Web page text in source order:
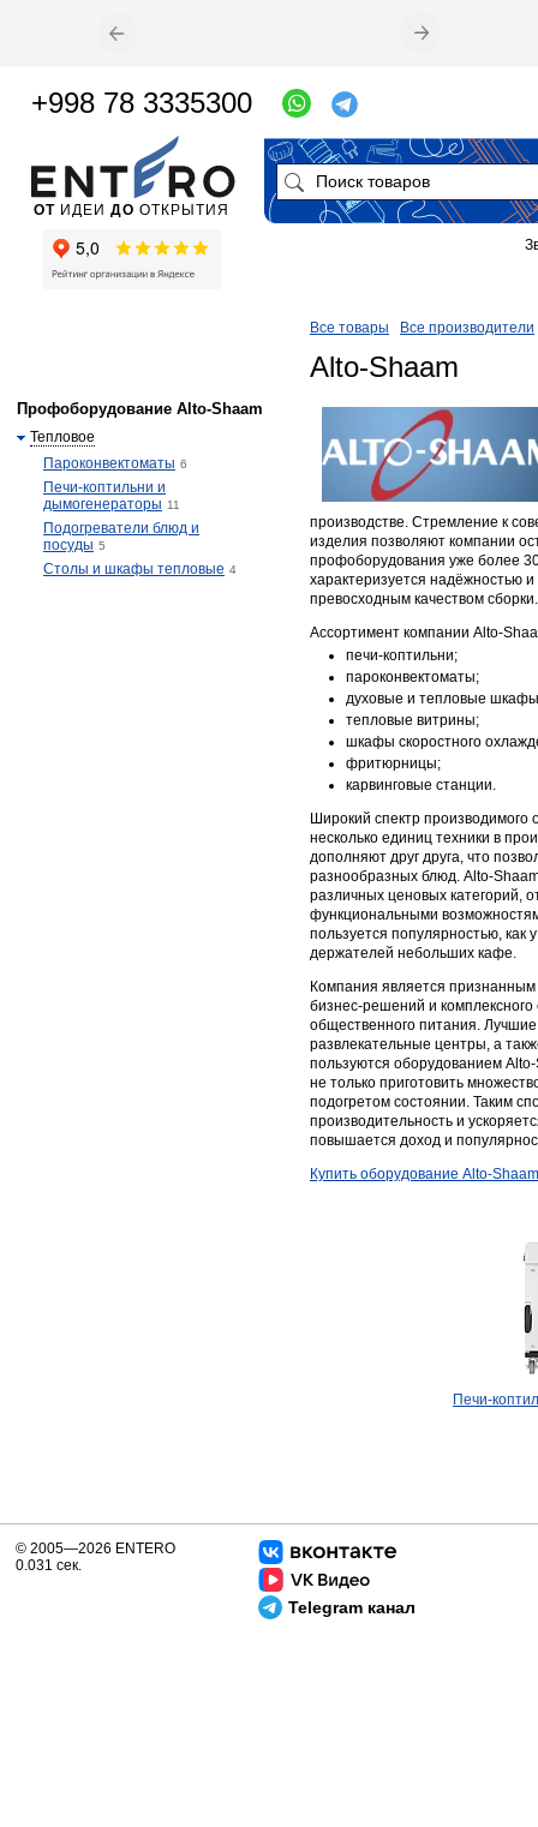
Все товары Все производители
Alto-Shaam
производстве. Стремление к
изделия позволяют компании
профоборудования уже более
характеризуется надёжностью
превосходным качеством сборки.
Ассортимент компании Alto-
печи-коптильни;
пароконвектоматы;
духовые и тепловые
тепловые витрины;
шкафы скоростного
фритюрницы;
карвинговые станции.
Широкий спектр производимого
несколько единиц техники в
дополняют друг друга, что
разнообразных блюд. Alto-
различных ценовых категорий,
функциональными
пользуется популярностью, как
держателей небольших кафе.
Компания является
бизнес-решений и
общественного питания.
развлекательные центры, а
пользуются оборудованием
не только приготовить
подогретом состоянии. Таким
производительность и
повышается доход и
Купить оборудование Alto-Shaam
Печи-
Профоборудование Alto-Shaam
Тепловое
Пароконвектоматы 6
Печи-коптильни и
дымогенераторы 11
Подогреватели блюд и
посуды 5
Столы и шкафы тепловые 4
ОТ ИДЕИ ДО ОТКРЫТИЯ
+998 78 3335300
Telegram канал
© 2005—2026 ENTERO
0.031 сек.